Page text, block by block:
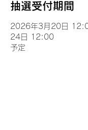
抽選受付期間
2026年3月20日
24日 12:00
予定